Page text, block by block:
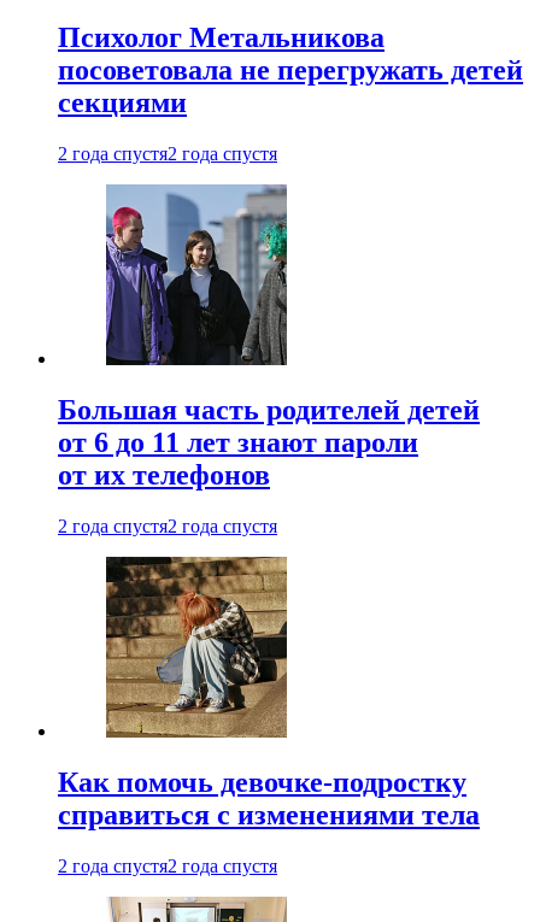
Психолог Метальникова
посоветовала не перегружать детей
секциями
2 года спустя2 года спустя
Большая часть родителей детей
от 6 до 11 лет знают пароли
от их телефонов
2 года спустя2 года спустя
Как помочь девочке-подростку
справиться с изменениями тела
2 года спустя2 года спустя